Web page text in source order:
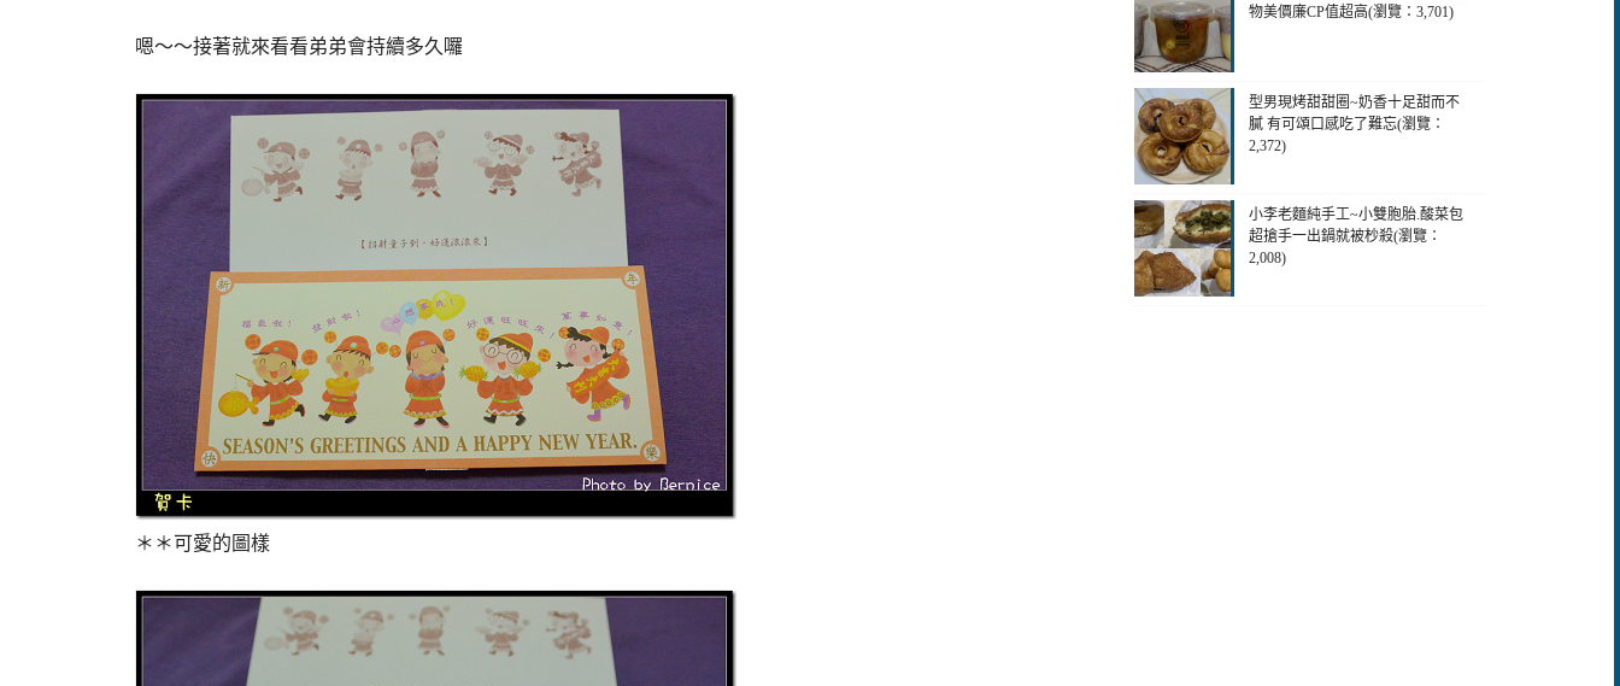
嗯～～接著就來看看弟弟會持續多久囉
＊＊可愛的圖樣
物美價廉CP值超高(瀏覽：3,701)
型男現烤甜甜圈~奶香十足甜而不
膩 有可頌口感吃了難忘(瀏覽：
2,372)
小李老麵純手工~小雙胞胎.酸菜包
超搶手一出鍋就被杪殺(瀏覽：
2,008)